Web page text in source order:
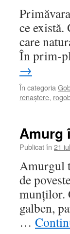
ce
care
În prim-
→
În categoria
renaștere,
Amurg
Publicat în 21
Amurgul
de
munților.
galben,
…